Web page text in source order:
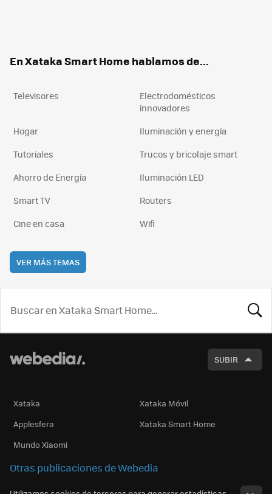
En Xataka Smart Home hablamos de...
Televisores
Electrodomésticos
innovadores
Hogar
Iluminación y energía
Tutoriales
Trucos y bricolaje smart
Ahorro de Energía
Iluminación LED
Smart TV
Routers
Cine en casa
Wifi
VER MÁS TEMAS
SUBIR
Xataka
Xataka Móvil
Applesfera
Xataka Smart Home
Mundo Xiaomi
Otras publicaciones de Webedia